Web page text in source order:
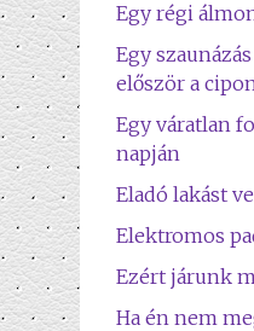
Egy régi
Egy
először a
Egy váratlan
napján
Eladó lakást
Elektromos
Ezért járunk
Ha én nem